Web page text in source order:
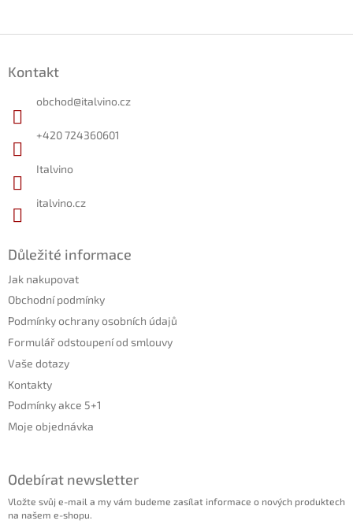
Kontakt
obchod@italvino.cz
+420 724360601
Italvino
italvino.cz
Důležité informace
Jak nakupovat
Obchodní podmínky
Podmínky ochrany osobních údajů
Formulář odstoupení od smlouvy
Vaše dotazy
Kontakty
Podmínky akce 5+1
Moje objednávka
Odebírat newsletter
Vložte svůj e-mail a my vám budeme zasílat informace o nových produktech
na našem e-shopu.